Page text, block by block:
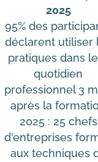
2025
95% des
déclarent utiliser
pratiques dans
quotidien
professionnel 3
après la
2025 : 25 chefs
d'entreprises
aux techniques